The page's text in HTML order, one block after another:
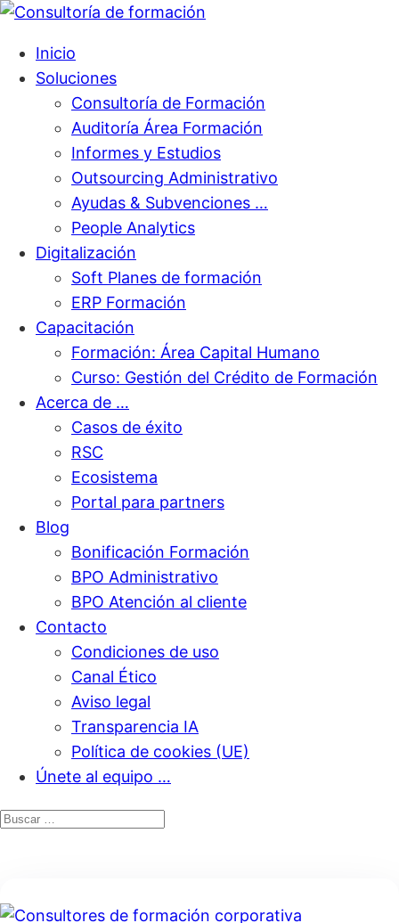
Inicio
Soluciones
Consultoría de Formación
Auditoría Área Formación
Informes y Estudios
Outsourcing Administrativo
Ayudas & Subvenciones …
People Analytics
Digitalización
Soft Planes de formación
ERP Formación
Capacitación
Formación: Área Capital Humano
Curso: Gestión del Crédito de Formación
Acerca de …
Casos de éxito
RSC
Ecosistema
Portal para partners
Blog
Bonificación Formación
BPO Administrativo
BPO Atención al cliente
Contacto
Condiciones de uso
Canal Ético
Aviso legal
Transparencia IA
Política de cookies (UE)
Únete al equipo …